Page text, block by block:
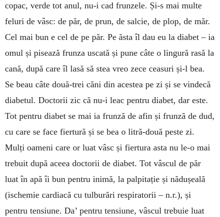
copac, verde tot anul, nu-i cad frunzele. Și-s mai multe
feluri de vâsc: de păr, de prun, de salcie, de plop, de măr.
Cel mai bun e cel de pe păr. Pe ăsta îl dau eu la diabet – ia
omul și pisează frunza uscată și pune câte o lingură rasă la
cană, după care îl lasă să stea vreo zece cea­suri și-l bea.
Se beau câte două-trei căni din acestea pe zi și se vindecă
dia­betul. Doctorii zic că nu-i leac pentru diabet, dar este.
Tot pentru diabet se mai ia frunză de afin și frunză de dud,
cu care se face fier­tură și se bea o litră-două peste zi.
Mulți oameni care or luat vâsc și fiertura asta nu le-o mai
trebuit după aceea doctorii de diabet. Tot vâscul de păr
luat în apă îi bun pentru inimă, la palpitație și nădușeală
(ische­mie cardiacă cu tulburări respiratorii – n.r.), și
pentru tensiune. Da’ pentru tensiune, vâscul trebuie luat